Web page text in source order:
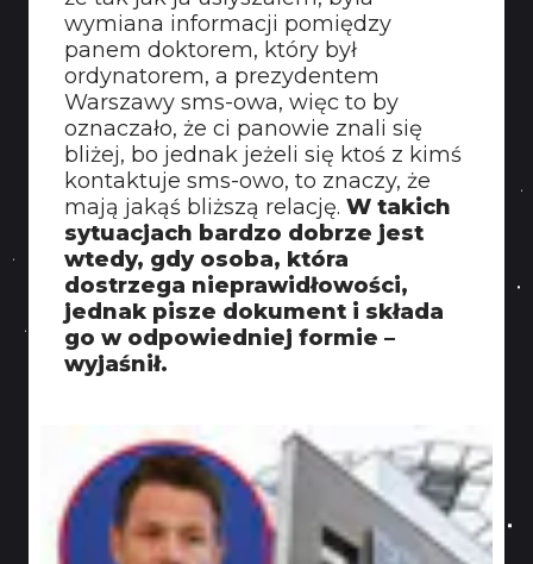
wymiana informacji pomiędzy
panem doktorem, który był
ordynatorem, a prezydentem
Warszawy sms-owa, więc to by
oznaczało, że ci panowie znali się
bliżej, bo jednak jeżeli się ktoś z kimś
kontaktuje sms-owo, to znaczy, że
mają jakąś bliższą relację. W takich
sytuacjach bardzo dobrze jest
wtedy, gdy osoba, która
dostrzega nieprawidłowości,
jednak pisze dokument i składa
go w odpowiedniej formie –
wyjaśnił.